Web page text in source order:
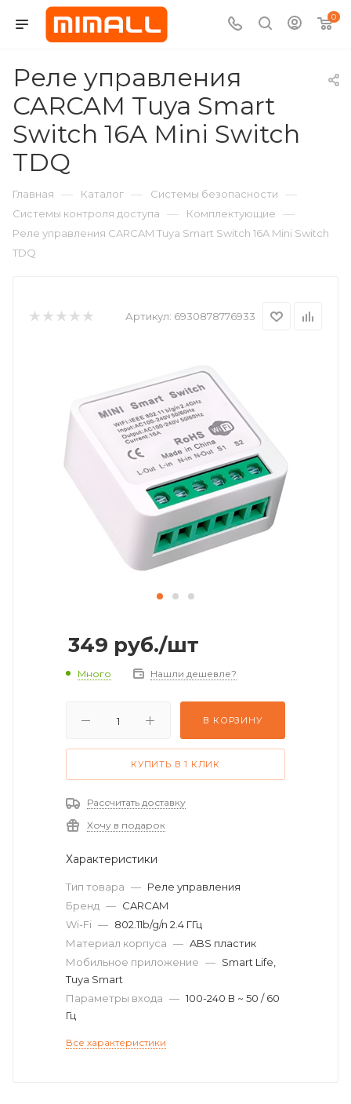
0
Реле управления
CARCAM Tuya Smart
Switch 16A Mini Switch
TDQ
Главная — Каталог — Системы безопасности —
Системы контроля доступа — Комплектующие —
Реле управления CARCAM Tuya Smart Switch 16A Mini Switch
TDQ
Артикул: 6930878776933
349 руб./шт
Много Нашли дешевле?
В КОРЗИНУ
КУПИТЬ В 1 КЛИК
Рассчитать доставку
Хочу в подарок
Характеристики
Тип товара — Реле управления
Бренд — CARCAM
Wi-Fi — 802.11b/g/n 2.4 ГГц
Материал корпуса — ABS пластик
Мобильное приложение — Smart Life,
Tuya Smart
Параметры входа — 100-240 В ~ 50 / 60
Гц
Все характеристики